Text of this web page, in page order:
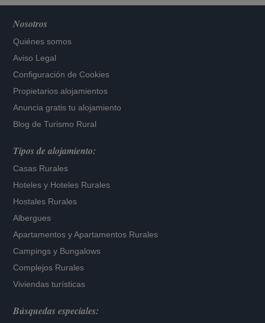
Nosotros
Quiénes somos
Aviso Legal
Configuración de Cookies
Propietarios alojamientos
Anuncia gratis tu alojamiento
Blog de Turismo Rural
Tipos de alojamiento:
Casas Rurales
Hoteles y Hoteles Rurales
Hostales Rurales
Albergues
Apartamentos yApartamentos Rurales
Campings y Bungalows
Complejos Rurales
Viviendas turísticas
Búsquedas especiales: